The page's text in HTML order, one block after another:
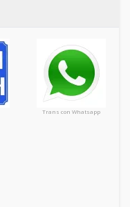
Trans con Whatsapp